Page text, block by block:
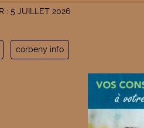
: 5 JUILLET 2026
corbeny info